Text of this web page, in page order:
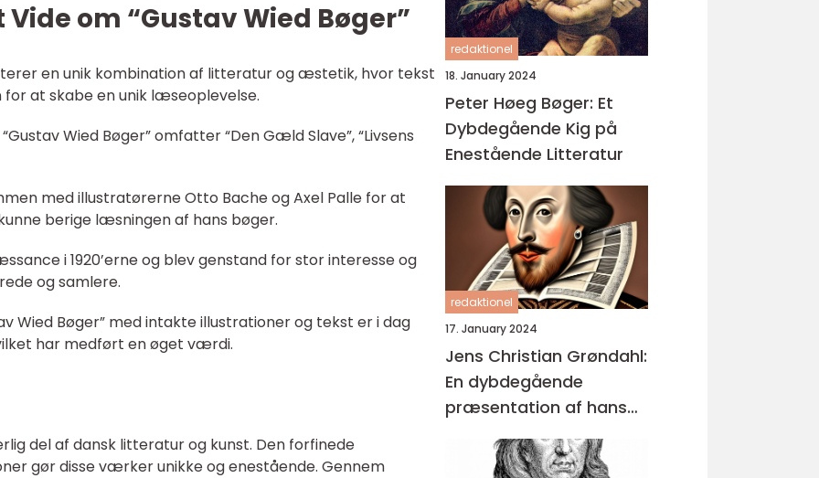
om “Gustav Wied Bøger”
en unik kombination af litteratur og æstetik, hvor tekst
at skabe en unik læseoplevelse.
Wied Bøger” omfatter “Den Gæld Slave”, “Livsens
med illustratørerne Otto Bache og Axel Palle for at
berige læsningen af hans bøger.
i 1920’erne og blev genstand for stor interesse og
og samlere.
Wied Bøger” med intakte illustrationer og tekst er i dag
har medført en øget værdi.
del af dansk litteratur og kunst. Den forfinede
gør disse værker unikke og enestående. Gennem
redaktionel
18. January 2024
Peter Høeg Bøger: Et
Dybdegående Kig på
Enestående Litteratur
redaktionel
17. January 2024
Jens Christian Grøndahl:
En dybdegående
præsentation af hans